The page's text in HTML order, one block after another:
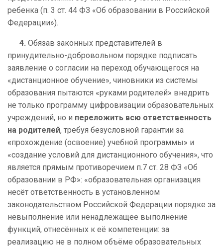
ребенка (п. 3 ст. 44 ФЗ «Об образовании в Российской
Федерации»).
4. Обязав законных представителей в
принудительно-добровольном порядке подписать
заявление о согласии на переход обучающегося на
«дистанционное обучение», чиновники из системы
образования пытаются «руками родителей» внедрить
не только программу цифровизации образовательных
учреждений, но и переложить всю ответственность
на родителей, требуя безусловной гарантии за
«прохождение (освоение) учебной программы» и
«создание условий для дистанционного обучения», что
является прямым противоречием п.7 ст. 28 ФЗ «Об
образовании в РФ»: «образовательная организация
несёт ответственность в установленном
законодательством Российской Федерации порядке за
невыполнение или ненадлежащее выполнение
функций, отнесённых к её компетенции: за
реализацию не в полном объёме образовательных